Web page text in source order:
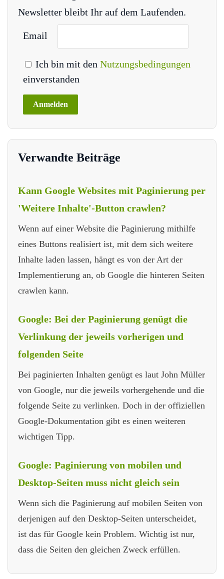
Newsletter bleibt Ihr auf dem Laufenden.
Email
Ich bin mit den Nutzungsbedingungen
einverstanden
Verwandte Beiträge
Kann Google Websites mit Paginierung per
'Weitere Inhalte'-Button crawlen?
Wenn auf einer Website die Paginierung mithilfe
eines Buttons realisiert ist, mit dem sich weitere
Inhalte laden lassen, hängt es von der Art der
Implementierung an, ob Google die hinteren Seiten
crawlen kann.
Google: Bei der Paginierung genügt die
Verlinkung der jeweils vorherigen und
folgenden Seite
Bei paginierten Inhalten genügt es laut John Müller
von Google, nur die jeweils vorhergehende und die
folgende Seite zu verlinken. Doch in der offiziellen
Google-Dokumentation gibt es einen weiteren
wichtigen Tipp.
Google: Paginierung von mobilen und
Desktop-Seiten muss nicht gleich sein
Wenn sich die Paginierung auf mobilen Seiten von
derjenigen auf den Desktop-Seiten unterscheidet,
ist das für Google kein Problem. Wichtig ist nur,
dass die Seiten den gleichen Zweck erfüllen.